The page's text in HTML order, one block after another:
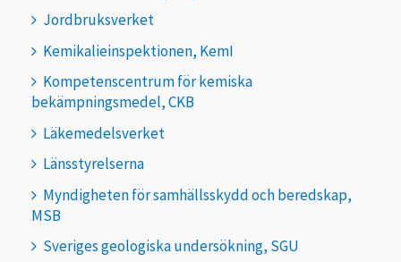
Jordbruksverket
Kemikalieinspektionen, KemI
Kompetenscentrum för kemiska
bekämpningsmedel, CKB
Läkemedelsverket
Länsstyrelserna
Myndigheten för samhällsskydd och beredskap,
MSB
Sveriges geologiska undersökning, SGU